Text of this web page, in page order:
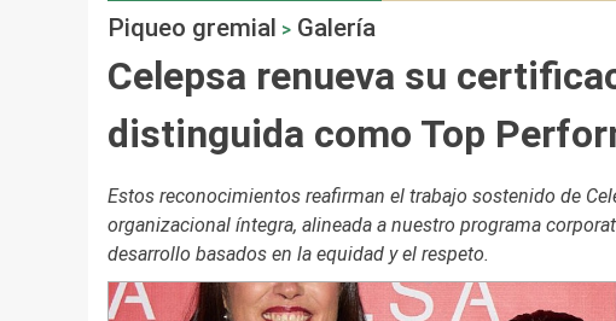
Piqueo gremial > Galería
Celepsa renueva su
distinguida como Top
Estos reconocimientos reafirman el trabajo sostenido de
organizacional íntegra, alineada a nuestro programa
desarrollo basados en la equidad y el respeto.